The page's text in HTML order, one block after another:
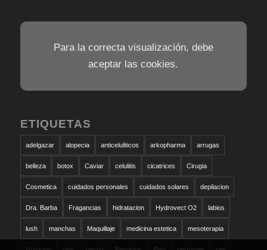
Para la correcta visualización, debe
aceptar las cookies.
ETIQUETAS
adelgazar alopecia anticeluliticos arkopharma arrugas
belleza botox Caviar celulitis cicatrices Cirugia
Cosmetica cuidados personales cuidados solares depilacion
Dra. Barba Fragancias hidratacion Hydrovect O2 labios
lush manchas Maquillaje medicina estetica mesoterapia